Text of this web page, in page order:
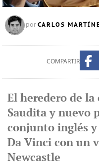
por CARLOS
COMPARTIR
El heredero de
Saudita y nuevo
conjunto inglés y
Da Vinci con un
Newcastle